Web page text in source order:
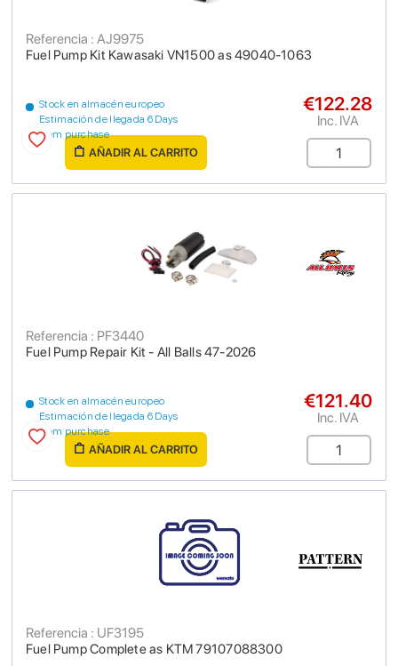
Fuel Pump Kit Kawasaki VN1500 as 49040-1063
Referencia : AJ9975
Stock en almacén europeo
Estimación de llegada 6 Days
from purchase
€122.28
Inc. IVA
AÑADIR AL CARRITO
Fuel Pump Repair Kit - All Balls 47-2026
Referencia : PF3440
Stock en almacén europeo
Estimación de llegada 6 Days
from purchase
€121.40
Inc. IVA
AÑADIR AL CARRITO
Fuel Pump Complete as KTM 79107088300
Referencia : UF3195